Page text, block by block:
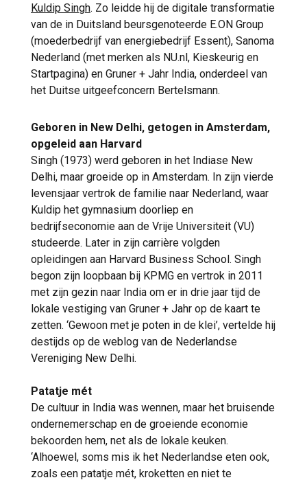
Kuldip Singh. Zo leidde hij de digitale transformatie
van de in Duitsland beursgenoteerde E.ON Group
(moederbedrijf van energiebedrijf Essent), Sanoma
Nederland (met merken als NU.nl, Kieskeurig en
Startpagina) en Gruner + Jahr India, onderdeel van
het Duitse uitgeefconcern Bertelsmann.
Geboren in New Delhi, getogen in Amsterdam,
opgeleid aan Harvard
Singh (1973) werd geboren in het Indiase New
Delhi, maar groeide op in Amsterdam. In zijn vierde
levensjaar vertrok de familie naar Nederland, waar
Kuldip het gymnasium doorliep en
bedrijfseconomie aan de Vrije Universiteit (VU)
studeerde. Later in zijn carrière volgden
opleidingen aan Harvard Business School. Singh
begon zijn loopbaan bij KPMG en vertrok in 2011
met zijn gezin naar India om er in drie jaar tijd de
lokale vestiging van Gruner + Jahr op de kaart te
zetten. ‘Gewoon met je poten in de klei’, vertelde hij
destijds op de weblog van de Nederlandse
Vereniging New Delhi.
Patatje mét
De cultuur in India was wennen, maar het bruisende
ondernemerschap en de groeiende economie
bekoorden hem, net als de lokale keuken.
‘Alhoewel, soms mis ik het Nederlandse eten ook,
zoals een patatje mét, kroketten en niet te